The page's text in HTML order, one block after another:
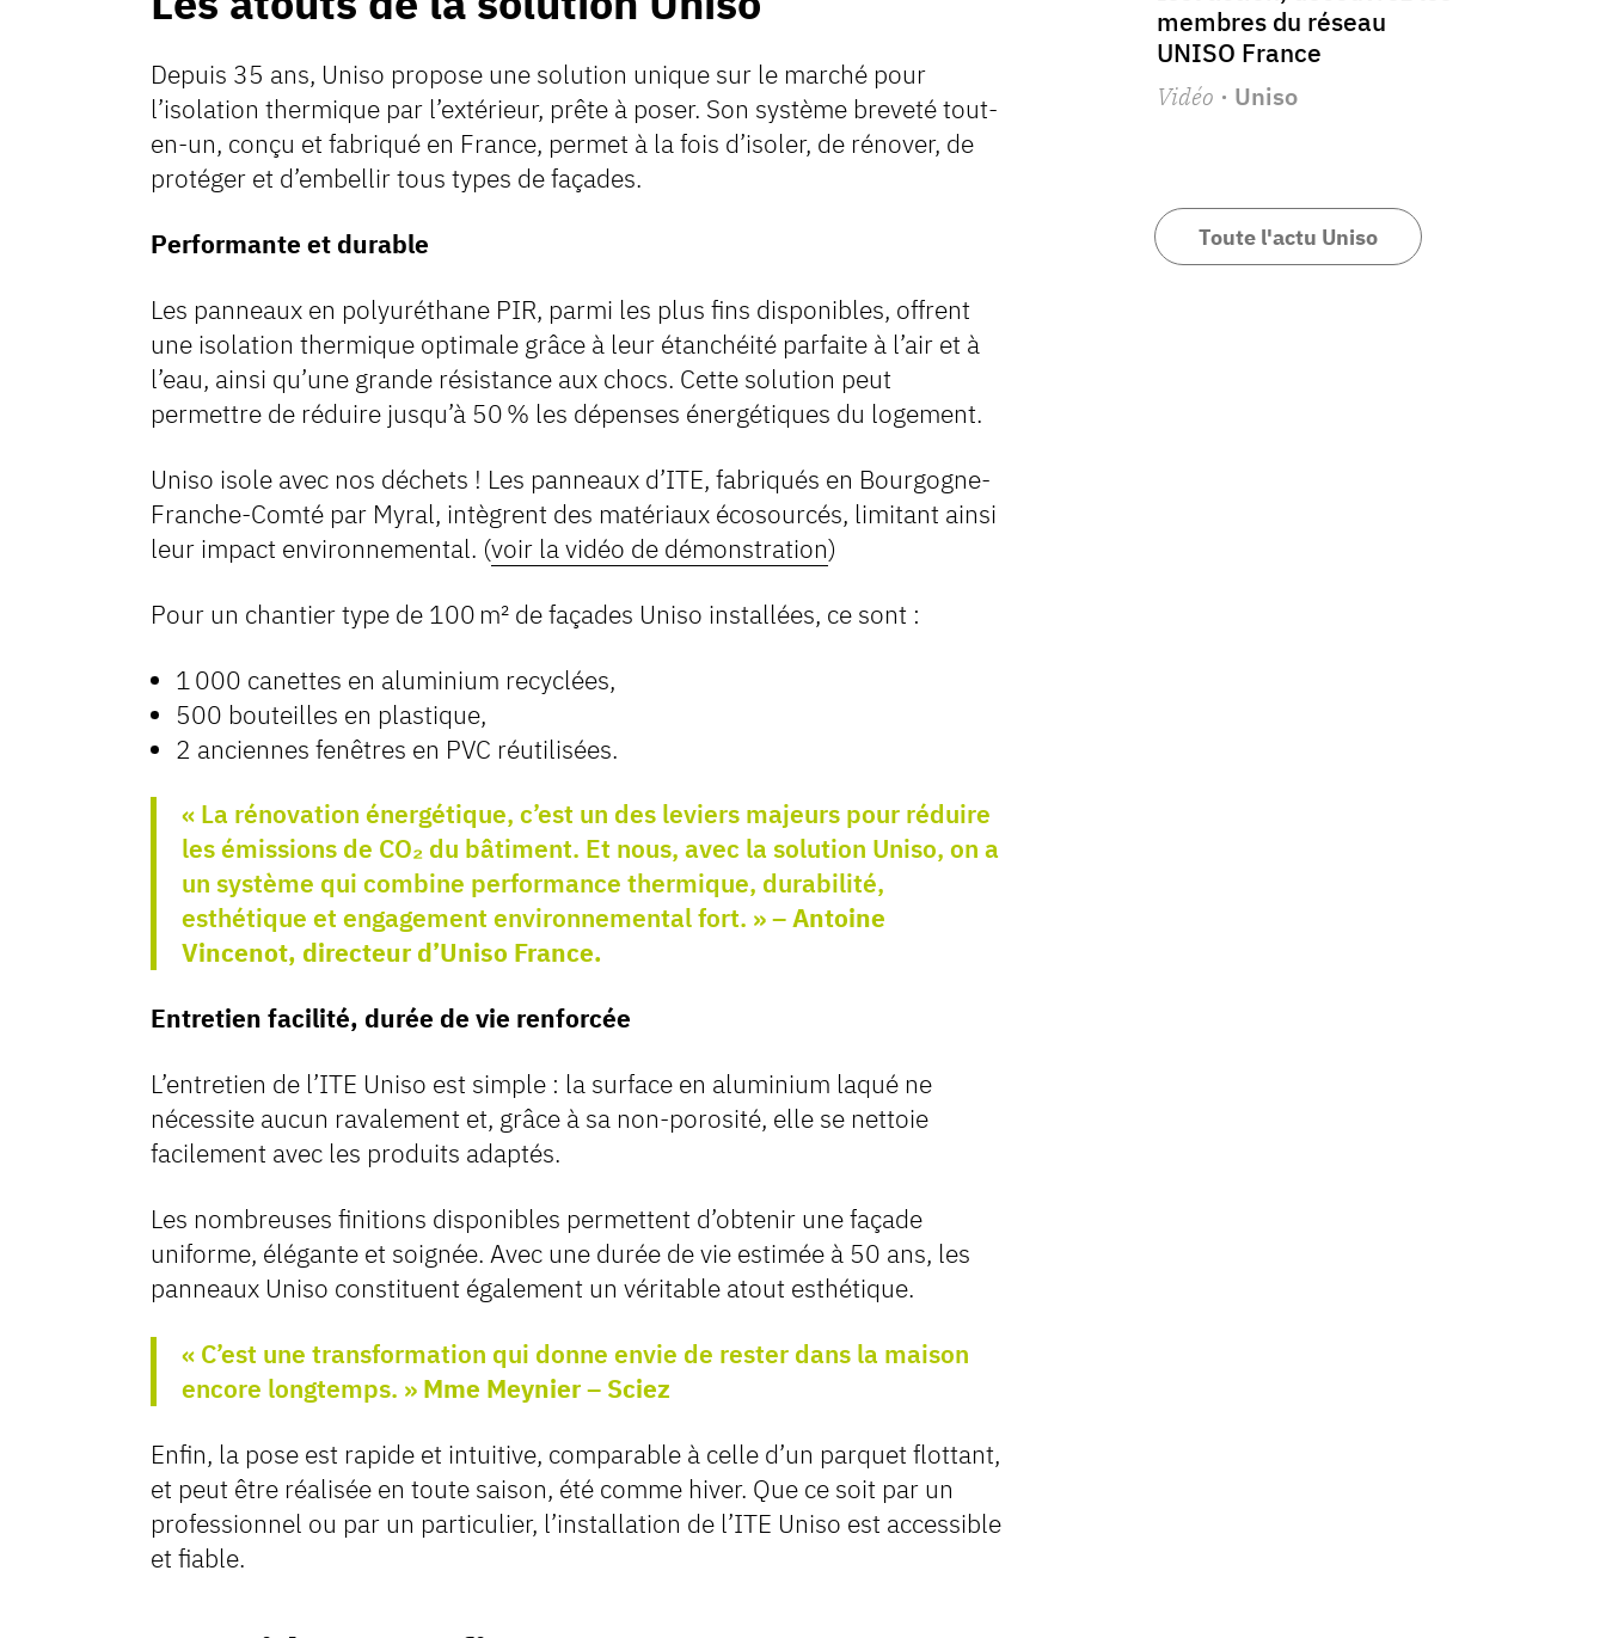
Depuis 35 ans, Uniso propose une solution unique sur le marché pour
l’isolation thermique par l’extérieur, prête à poser. Son système breveté tout-
en-un, conçu et fabriqué en France, permet à la fois d’isoler, de rénover, de
protéger et d’embellir tous types de façades.
Performante et durable
Les panneaux en polyuréthane PIR, parmi les plus fins disponibles, offrent
une isolation thermique optimale grâce à leur étanchéité parfaite à l’air et à
l’eau, ainsi qu’une grande résistance aux chocs. Cette solution peut
permettre de réduire jusqu’à 50 % les dépenses énergétiques du logement.
Uniso isole avec nos déchets ! Les panneaux d’ITE, fabriqués en Bourgogne-
Franche-Comté par Myral, intègrent des matériaux écosourcés, limitant ainsi
leur impact environnemental. (voir la vidéo de démonstration)
Pour un chantier type de 100 m² de façades Uniso installées, ce sont :
1 000 canettes en aluminium recyclées,
500 bouteilles en plastique,
2 anciennes fenêtres en PVC réutilisées.
« La rénovation énergétique, c’est un des leviers majeurs pour réduire
les émissions de CO₂ du bâtiment. Et nous, avec la solution Uniso, on a
un système qui combine performance thermique, durabilité,
esthétique et engagement environnemental fort. » –Antoine
Vincenot, directeur d’Uniso France.
Entretien facilité, durée de vie renforcée
L’entretien de l’ITE Uniso est simple : la surface en aluminium laqué ne
nécessite aucun ravalement et, grâce à sa non-porosité, elle se nettoie
facilement avec les produits adaptés.
Les nombreuses finitions disponibles permettent d’obtenir une façade
uniforme, élégante et soignée. Avec une durée de vie estimée à 50 ans, les
panneaux Uniso constituent également un véritable atout esthétique.
« C’est une transformation qui donne envie de rester dans la maison
encore longtemps. » Mme Meynier – Sciez
Enfin, la pose est rapide et intuitive, comparable à celle d’un parquet flottant,
et peut être réalisée en toute saison, été comme hiver. Que ce soit par un
professionnel ou par un particulier, l’installation de l’ITE Uniso est accessible
et fiable.
membres du réseau
UNISO France
Vidéo · Uniso
Toute l'actu Uniso